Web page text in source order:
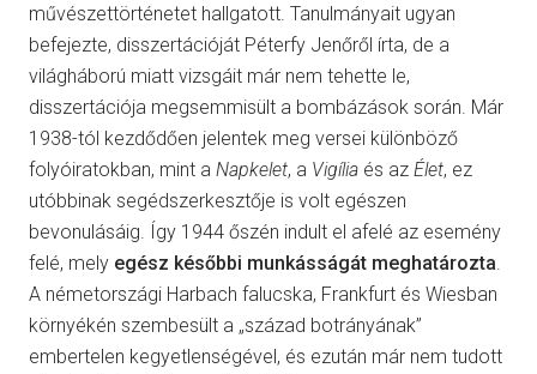
művészettörténetet hallgatott. Tanulmányait ugyan
befejezte, disszertációját Péterfy Jenőről írta, de a
világháború miatt vizsgáit már nem tehette le,
disszertációja megsemmisült a bombázások során. Már
1938-tól kezdődően jelentek meg versei különböző
folyóiratokban, mint a Napkelet, a Vigília és az Élet, ez
utóbbinak segédszerkesztője is volt egészen
bevonulásáig. Így 1944 őszén indult el afelé az esemény
felé, mely egész későbbi munkásságát meghatározta
A németországi Harbach falucska, Frankfurt és Wiesban
környékén szembesült a „század botrányának”
embertelen kegyetlenségével, és ezután már nem tudott